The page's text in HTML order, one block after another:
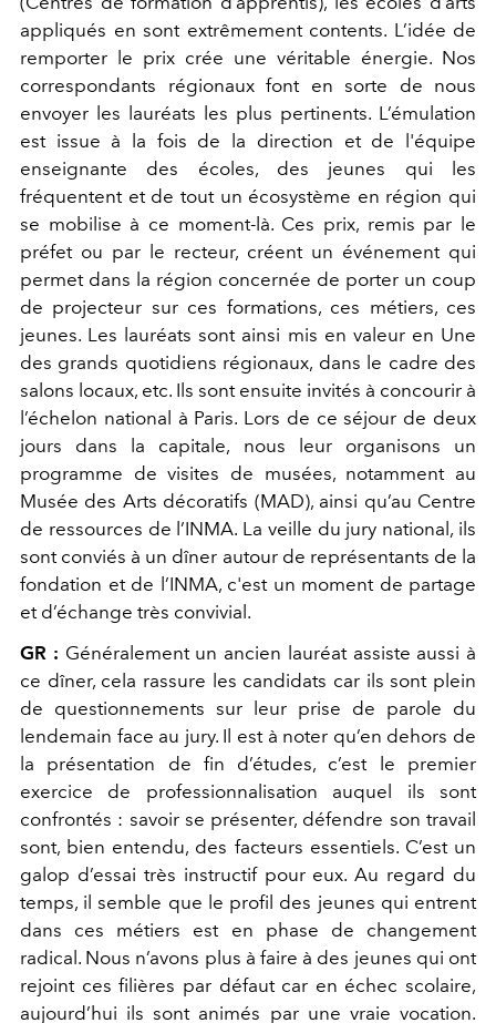
appliqués en sont extrêmement contents. L’idée de
remporter le prix crée une véritable énergie. Nos
correspondants régionaux font en sorte de nous
envoyer les lauréats les plus pertinents. L’émulation
est issue à la fois de la direction et de l'équipe
enseignante des écoles, des jeunes qui les
fréquentent et de tout un écosystème en région qui
se mobilise à ce moment-là. Ces prix, remis par le
préfet ou par le recteur, créent un événement qui
permet dans la région concernée de porter un coup
de projecteur sur ces formations, ces métiers, ces
jeunes. Les lauréats sont ainsi mis en valeur en Une
des grands quotidiens régionaux, dans le cadre des
salons locaux, etc. Ils sont ensuite invités à concourir à
l’échelon national à Paris. Lors de ce séjour de deux
jours dans la capitale, nous leur organisons un
programme de visites de musées, notamment au
Musée des Arts décoratifs (MAD), ainsi qu’au Centre
de ressources de l’INMA. La veille du jury national, ils
sont conviés à un dîner autour de représentants de la
fondation et de l’INMA, c'est un moment de partage
et d’échange très convivial.
GR : Généralement un ancien lauréat assiste aussi à
ce dîner, cela rassure les candidats car ils sont plein
de questionnements sur leur prise de parole du
lendemain face au jury. Il est à noter qu’en dehors de
la présentation de fin d’études, c’est le premier
exercice de professionnalisation auquel ils sont
confrontés : savoir se présenter, défendre son travail
sont, bien entendu, des facteurs essentiels. C’est un
galop d’essai très instructif pour eux. Au regard du
temps, il semble que le profil des jeunes qui entrent
dans ces métiers est en phase de changement
radical. Nous n’avons plus à faire à des jeunes qui ont
rejoint ces filières par défaut car en échec scolaire,
aujourd’hui ils sont animés par une vraie vocation.